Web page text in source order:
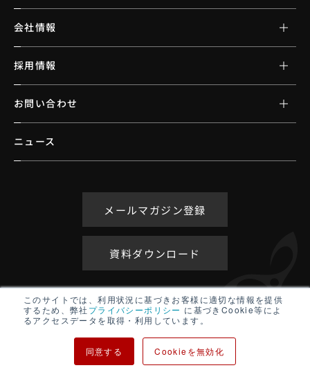
このサイトでは、利用状況に基づきお客様に適切な情報を提供
するため、弊社 プライバシーポリシー に基づきCookie等によ
るアクセスデータを取得・利用しています。
同意する Cookieを無効化
会社情報
採用情報
お問い合わせ
ニュース
メールマガジン登録
資料ダウンロード
アクセシビリティポリシー